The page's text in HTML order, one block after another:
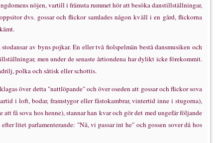
nöjen, vartill i främsta rummet hör att besöka danstillställningar,
dvs. gossar och flickor samlades någon kväll i en gård, flickorna
ämt.
av byns pojkar. En eller tvåfiolspelmän bestådansmusiken och
ällningar, men under de senasteårtiondena har dylikt icke förekommit.
polka och såtisk eller schottis.
över detta "nattlöpande" ochöver oseden att gossar och flickor sova
i loft, bodar, framstygor eller fåstokambrar, vintertid inne i stugorna),
att fåsova hos henne), stannar han kvar och gör det med ungefär följande
litet parlamenterande: "Nå, vi passar int he" och gossen sover då hos